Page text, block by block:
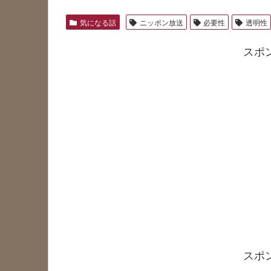
気になる話 ニッポン放送 必要性 透明性
スポ
スポ